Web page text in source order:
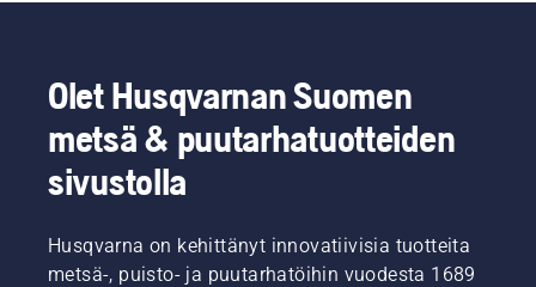
Olet Husqvarnan Suomen
metsä & puutarhatuotteiden
sivustolla
Husqvarna on kehittänyt innovatiivisia tuotteita
metsä-, puisto- ja puutarhatöihin vuodesta 1689